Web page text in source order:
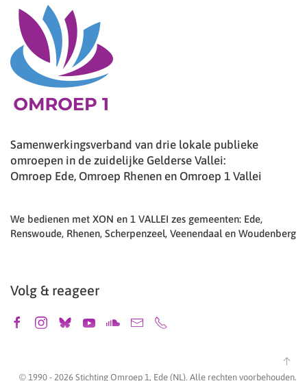
Samenwerkingsverband van drie lokale publieke
omroepen in de zuidelijke Gelderse Vallei:
Omroep Ede, Omroep Rhenen en Omroep 1 Vallei
We bedienen met XON en 1 VALLEI zes gemeenten: Ede,
Renswoude, Rhenen, Scherpenzeel, Veenendaal en Woudenberg
Volg & reageer
© 1990 - 2026 Stichting Omroep 1, Ede (NL). Alle rechten voorbehouden.